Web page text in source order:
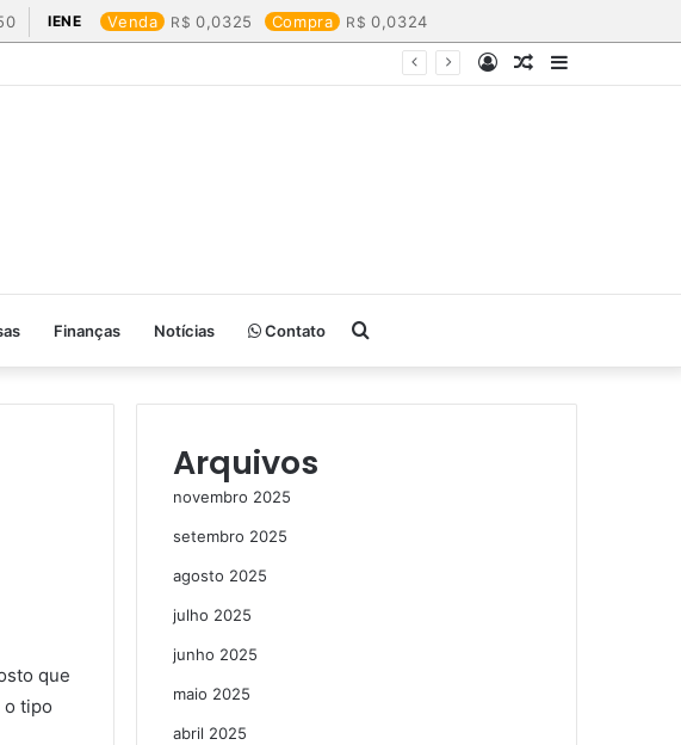
IENE Venda 0,0325 Compra 0,0324
Barra
Artigo
Entrar
Finanças Notícias Contato Procurar
por
que
o tipo
Arquivos
novembro 2025
setembro 2025
agosto 2025
julho 2025
junho 2025
maio 2025
abril 2025